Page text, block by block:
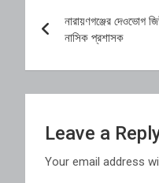
navigation
নারায়ণগঞ্জের দেওভোগ
নাসিক প্রশাসক
Leave a
Your email address